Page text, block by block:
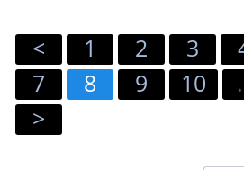
< 1 2 3
7
8 9 10
>